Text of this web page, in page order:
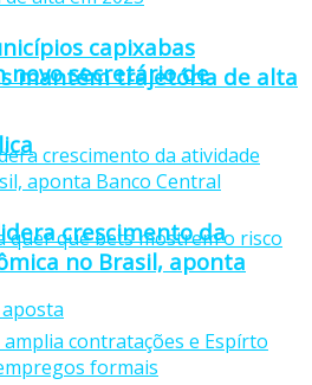
novo secretário de
capixabas
mantém trajetória de alta
crescimento da
no Brasil, aponta